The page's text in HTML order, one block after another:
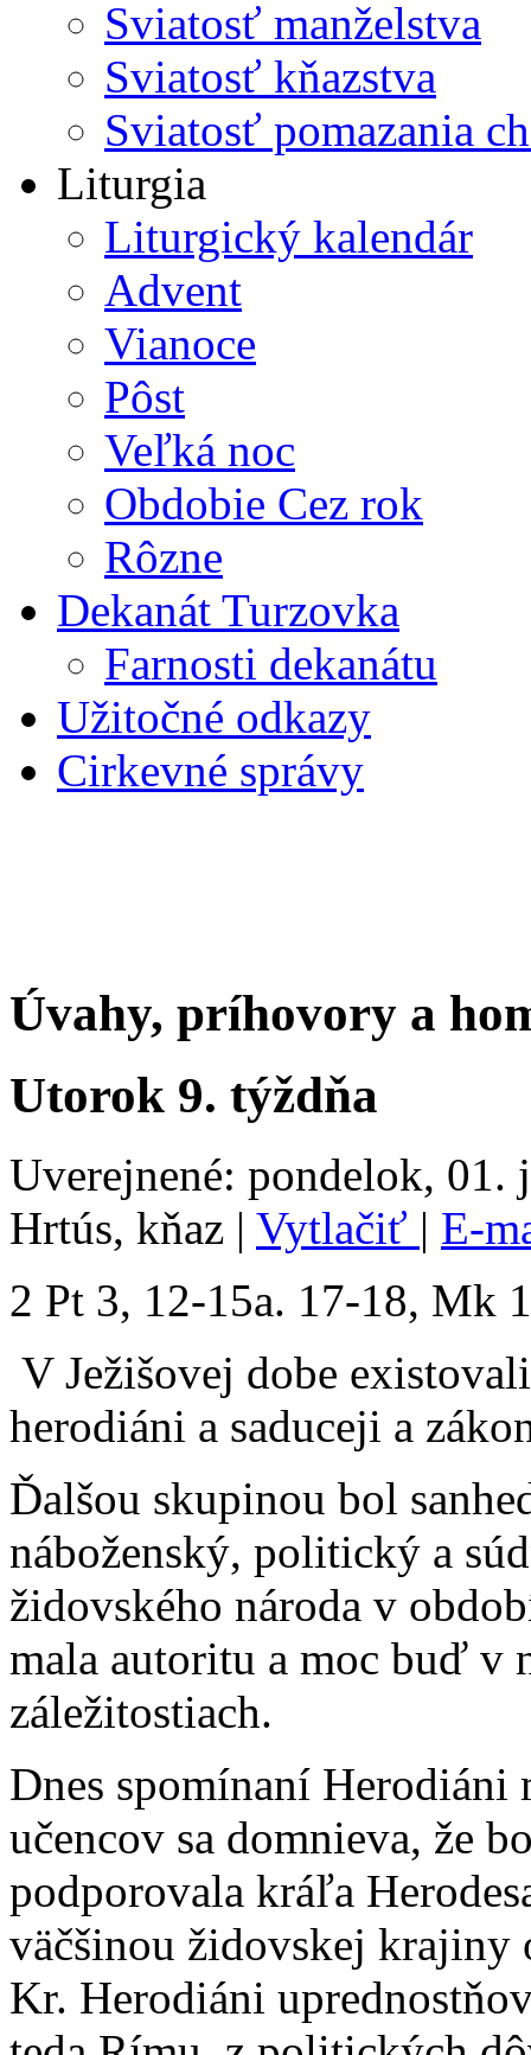
Sviatosť manželstva
Sviatosť kňazstva
Sviatosť pomazania
Liturgia
Liturgický kalendár
Advent
Vianoce
Pôst
Veľká noc
Obdobie Cez rok
Rôzne
Dekanát Turzovka
Farnosti dekanátu
Užitočné odkazy
Cirkevné správy
Úvahy, príhovory a
Utorok 9. týždňa
Uverejnené: pondelok, 01.
Hrtús, kňaz | Vytlačiť | E-
2 Pt 3, 12-15a. 17-18, Mk
V Ježišovej dobe
herodiáni a saduceji a
Ďalšou skupinou bol
náboženský, politický a
židovského národa v
mala autoritu a moc buď v
záležitostiach.
Dnes spomínaní
učencov sa domnieva, že
podporovala kráľa
väčšinou židovskej krajiny
Kr. Herodiáni